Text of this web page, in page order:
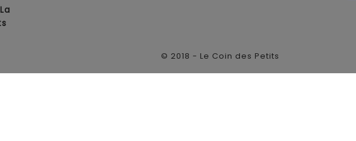
© 2018 - Le Coin des Petits